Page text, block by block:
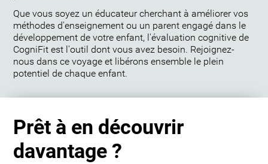
Que vous soyez un éducateur cherchant à améliorer vos
méthodes d'enseignement ou un parent engagé dans le
développement de votre enfant, l'évaluation cognitive de
CogniFit est l'outil dont vous avez besoin. Rejoignez-
nous dans ce voyage et libérons ensemble le plein
potentiel de chaque enfant.
Prêt à en découvrir
davantage ?